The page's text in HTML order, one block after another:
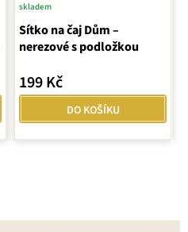
Sítko na čaj Dům –
nerezové s podložkou
Průměrné
hodnocení
produktu
5,0
5
hvězdiček.
skladem
199 Kč
DO KOŠÍKU